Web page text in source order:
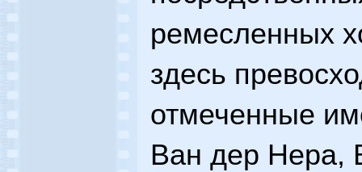
ремесленных
здесь
отмеченные
Ван дер Нера,